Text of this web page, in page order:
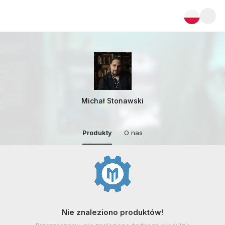
Michał Stonawski
Produkty O nas
Nie znaleziono produktów!